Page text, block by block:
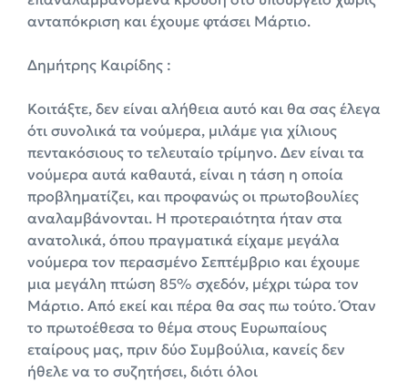
ανταπόκριση και έχουμε φτάσει Μάρτιο.
Δημήτρης Καιρίδης :
Κοιτάξτε, δεν είναι αλήθεια αυτό και θα σας έλεγα
ότι συνολικά τα νούμερα, μιλάμε για χίλιους
πεντακόσιους το τελευταίο τρίμηνο. Δεν είναι τα
νούμερα αυτά καθαυτά, είναι η τάση η οποία
προβληματίζει, και προφανώς οι πρωτοβουλίες
αναλαμβάνονται. Η προτεραιότητα ήταν στα
ανατολικά, όπου πραγματικά είχαμε μεγάλα
νούμερα τον περασμένο Σεπτέμβριο και έχουμε
μια μεγάλη πτώση 85% σχεδόν, μέχρι τώρα τον
Μάρτιο. Από εκεί και πέρα θα σας πω τούτο. Όταν
το πρωτοέθεσα το θέμα στους Ευρωπαίους
εταίρους μας, πριν δύο Συμβούλια, κανείς δεν
ήθελε να το συζητήσει, διότι όλοι